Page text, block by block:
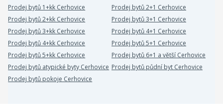
Prodej bytů 1+kk Cerhovice
Prodej bytů 2+1 Cerhovice
Prodej bytů 2+kk Cerhovice
Prodej bytů 3+1 Cerhovice
Prodej bytů 3+kk Cerhovice
Prodej bytů 4+1 Cerhovice
Prodej bytů 4+kk Cerhovice
Prodej bytů 5+1 Cerhovice
Prodej bytů 5+kk Cerhovice
Prodej bytů 6+1 a větší Cerhovice
Prodej bytů atypické byty Cerhovice Prodej bytů půdní byt Cerhovice
Prodej bytů pokoje Cerhovice